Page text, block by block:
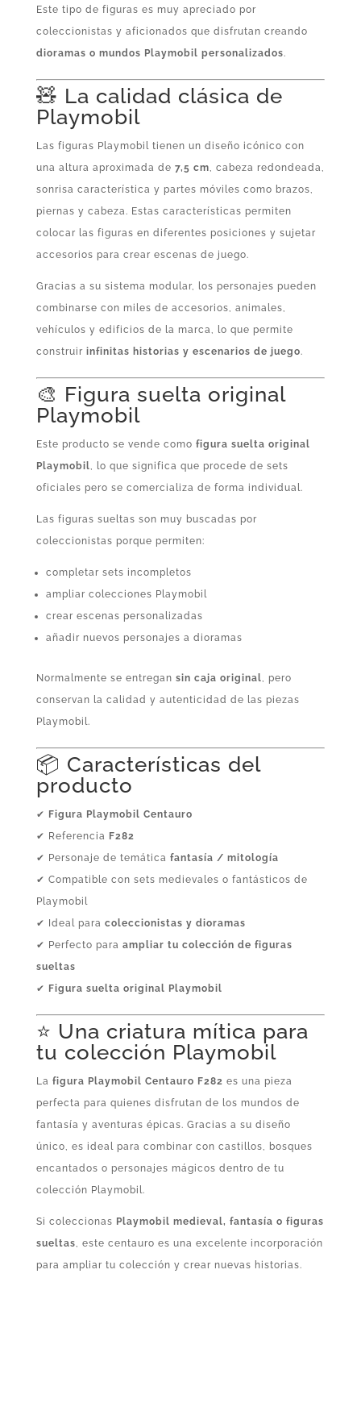
Este tipo de figuras es muy apreciado por
coleccionistas y aficionados que disfrutan creando
dioramas o mundos Playmobil personalizados.
🧸 La calidad clásica de
Playmobil
Las figuras Playmobil tienen un diseño icónico con
una altura aproximada de 7,5 cm, cabeza redondeada,
sonrisa característica y partes móviles como brazos,
piernas y cabeza. Estas características permiten
colocar las figuras en diferentes posiciones y sujetar
accesorios para crear escenas de juego.
Gracias a su sistema modular, los personajes pueden
combinarse con miles de accesorios, animales,
vehículos y edificios de la marca, lo que permite
construir infinitas historias y escenarios de juego.
🎨 Figura suelta original
Playmobil
Este producto se vende como figura suelta original
Playmobil, lo que significa que procede de sets
oficiales pero se comercializa de forma individual.
Las figuras sueltas son muy buscadas por
coleccionistas porque permiten:
completar sets incompletos
ampliar colecciones Playmobil
crear escenas personalizadas
añadir nuevos personajes a dioramas
Normalmente se entregan sin caja original, pero
conservan la calidad y autenticidad de las piezas
Playmobil.
📦 Características del
producto
✔ Figura Playmobil Centauro
✔ Referencia F282
✔ Personaje de temática fantasía / mitología
✔ Compatible con sets medievales o fantásticos de
Playmobil
✔ Ideal para coleccionistas y dioramas
✔ Perfecto para ampliar tu colección de figuras
sueltas
✔ Figura suelta original Playmobil
⭐ Una criatura mítica para
tu colección Playmobil
La figura Playmobil Centauro F282 es una pieza
perfecta para quienes disfrutan de los mundos de
fantasía y aventuras épicas. Gracias a su diseño
único, es ideal para combinar con castillos, bosques
encantados o personajes mágicos dentro de tu
colección Playmobil.
Si coleccionas Playmobil medieval, fantasía o figuras
sueltas, este centauro es una excelente incorporación
para ampliar tu colección y crear nuevas historias.